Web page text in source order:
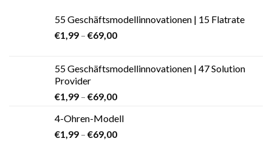
55 Geschäftsmodellinnovationen | 15 Flatrate
€1,99 – €69,00
55 Geschäftsmodellinnovationen | 47 Solution
Provider
€1,99 – €69,00
4-Ohren-Modell
€1,99 – €69,00